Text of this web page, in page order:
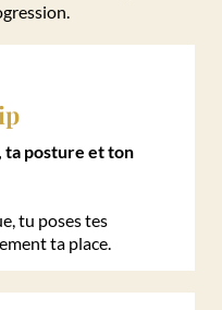
ta posture et ton
tu poses tes
ta place.